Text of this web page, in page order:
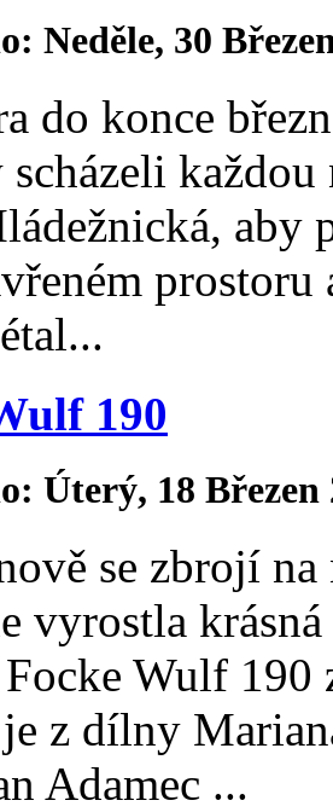
Neděle, 30
do konce
aby
190
Úterý, 18 Březen
se zbrojí na
vyrostla
Wulf 190
z dílny
Adamec ...